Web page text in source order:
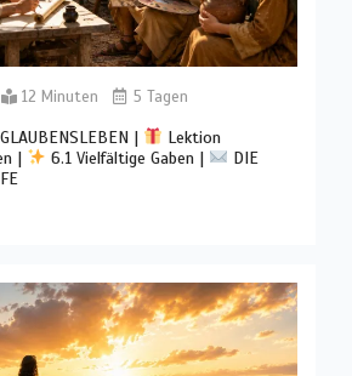
12 Minuten 5 Tagen
|
Lektion
|
6.1 Vielfältige Gaben |
DIE